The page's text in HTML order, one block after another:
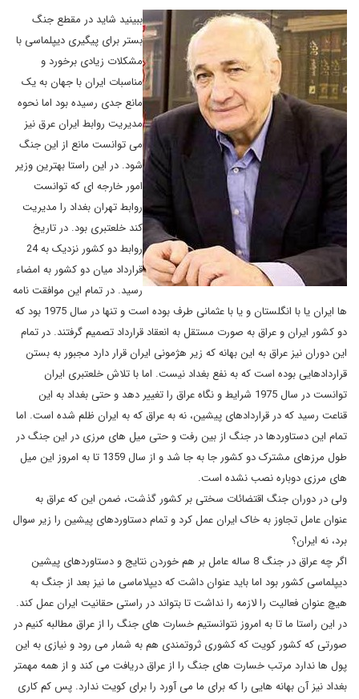
ببینید شاید در مقطع جنگ
بستر برای پیگیری دیپلماسی با
مشکلات زیادی برخورد و
مناسبات ایران با جهان به یک
مانع جدی رسیده بود اما نحوه
مدیریت روابط ایران عرق نیز
می توانست مانع از این جنگ
شود. در این راستا بهترین وزیر
امور خارجه ای که توانست
روابط تهران بغداد را مدیریت
کند خلعتبری بود. در تاریخ
روابط دو کشور نزدیک به 24
قرارداد میان دو کشور به امضاء
رسید. در تمام این موافقت نامه
ها ایران یا با انگلستان و یا با عثمانی طرف بوده است و تنها در سال 1975 بود که
دو کشور ایران و عراق به صورت مستقل به انعقاد قرارداد تصمیم گرفتند. در تمام
این دوران نیز عراق به این بهانه که زیر هژمونی ایران قرار دارد مجبور به بستن
قراردادهایی بوده است که به نفع بغداد نیست. اما با تلاش خلعتبری ایران
توانست در سال 1975 شرایط و نگاه عراق را تغییر دهد و حتی بغداد به این
قناعت رسید که در قراردادهای پیشین، نه به عراق که به ایران ظلم شده است. اما
تمام این دستاوردها در جنگ از بین رفت و حتی میل های مرزی در این جنگ در
طول مرزهای مشترک دو کشور جا به جا شد و از سال 1359 تا به امروز این میل
های مرزی دوباره نصب نشده است.
ولی در دوران جنگ اقتضائات سختی بر کشور گذشت، ضمن این که عراق به
عنوان عامل تجاوز به خاک ایران عمل کرد و تمام دستاوردهای پیشین را زیر سوال
برد، نه ایران؟
اگر چه عراق در جنگ 8 ساله عامل بر هم خوردن نتایج و دستاوردهای پیشین
دیپلماسی کشور بود اما باید عنوان داشت که دیپلاماسی ما نیز بعد از جنگ به
هیچ عنوان فعالیت را لازمه را نداشت تا بتواند در راستی حقانیت ایران عمل کند.
در این راستا ما تا به امروز نتوانستیم خسارت های جنگ را از عراق مطالبه کنیم در
صورتی که کشور کویت که کشوری ثروتمندی هم به شمار می رود و نیازی به این
پول ها ندارد مرتب خسارت های جنگ را از عراق دریافت می کند و از همه مهمتر
بغداد نیز آن بهانه هایی را که برای ما می آورد را برای کویت ندارد. پس کم کاری